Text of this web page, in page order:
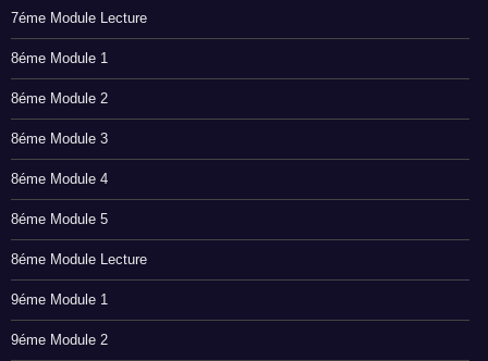
7éme Module Lecture
8éme Module 1
8éme Module 2
8éme Module 3
8éme Module 4
8éme Module 5
8éme Module Lecture
9éme Module 1
9éme Module 2